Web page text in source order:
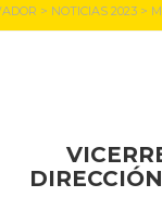
> NOTICIAS 2023 >